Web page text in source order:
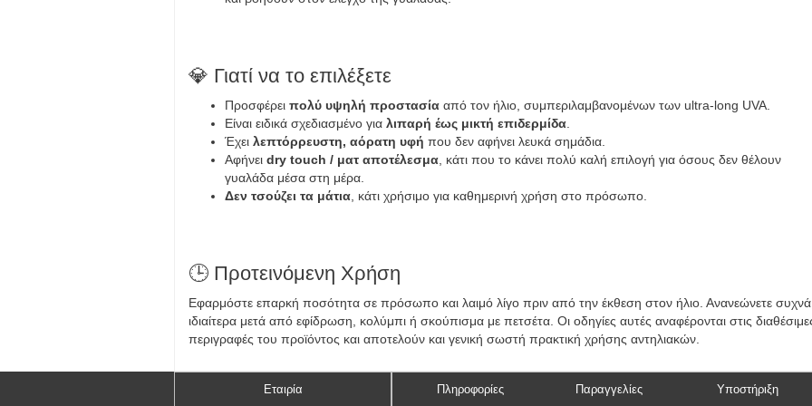
💎 Γιατί να το επιλέξετε
Προσφέρει πολύ υψηλή προστασία από τον ήλιο, συμπεριλαμβανομένων των ultra-long UVA.
Είναι ειδικά σχεδιασμένο για λιπαρή έως μικτή επιδερμίδα
Έχει λεπτόρρευστη, αόρατη υφή που δεν αφήνει λευκά σημάδια.
Αφήνει dry touch / ματ αποτέλεσμα , κάτι που το κάνει πολύ καλή επιλογή για όσους δεν θέλουν
γυαλάδα μέσα στη μέρα.
Δεν τσούζει τα μάτια , κάτι χρήσιμο για καθημερινή χρήση στο πρόσωπο.
🕒 Προτεινόμενη Χρήση
Εφαρμόστε επαρκή ποσότητα σε πρόσωπο και λαιμό λίγο πριν από την έκθεση στον ήλιο. Ανανεώνετε συχνά,
ιδιαίτερα μετά από εφίδρωση, κολύμπι ή σκούπισμα με πετσέτα. Οι οδηγίες αυτές αναφέρονται στις
περιγραφές του προϊόντος και αποτελούν και γενική σωστή πρακτική χρήσης αντηλιακών.
Εταιρία Πληροφορίες Παραγγελίες Υποστήριξη